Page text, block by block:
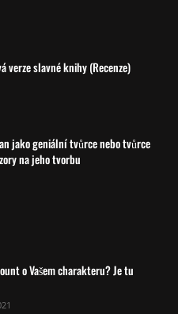
verze slavné knihy (Recenze)
jako geniální tvůrce nebo tvůrce
na jeho tvorbu
o Vašem charakteru? Je tu